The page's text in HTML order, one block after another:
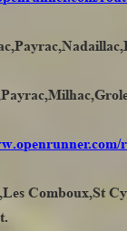
Comboux,St